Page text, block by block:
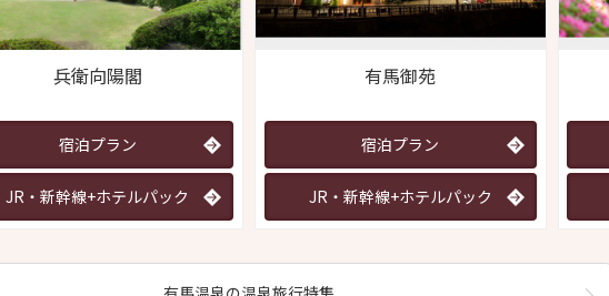
兵衛向陽閣
宿泊プラン
JR・新幹線+ホテルパック
有馬御苑
宿泊プラン
JR・新幹線+ホテルパック